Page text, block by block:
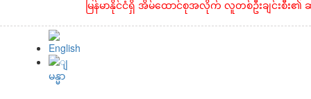
မြန်မာနိုင်ငံရှိ အိမ်ထောင်စုအလိုက် လူတစ်ဦးချင်းစီး၏ ဆ